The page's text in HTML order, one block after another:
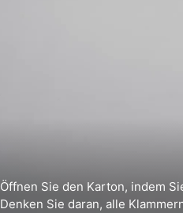
Öffnen Sie den Karton, indem
Denken Sie daran, alle